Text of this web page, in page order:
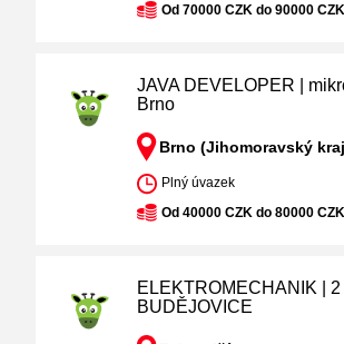
Od 70000 CZK do 90000 CZK
JAVA DEVELOPER |
Brno
Brno (Jihomoravský
Plný úvazek
Od 40000 CZK do 80000 CZK
ELEKTROMECHANIK | 2
BUDĚJOVICE